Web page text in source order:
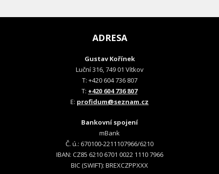
ADRESA
Gustav Kořínek
Luční 316, 749 01 Vítkov
T: +420 604 736 807
T: +420 604 736 807
E: profidum@seznam.cz
Bankovní spojení
mBank
Č. ú.: 670100-2211107966/6210
IBAN: CZ85 6210 6701 0022 1110 7966
BIC (SWIFT): BREXCZPPXXX